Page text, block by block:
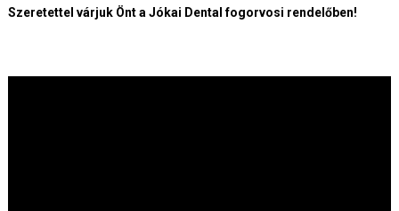
Szeretettel várjuk Önt a Jókai Dental fogorvosi rendelőben!